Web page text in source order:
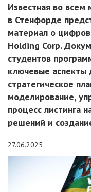
Известная во
в Стенфорде
материал о
Holding Corp.
студентов
ключевые аспекты
стратегическое
моделирование,
процесс листинга
решений и
27.06.2025